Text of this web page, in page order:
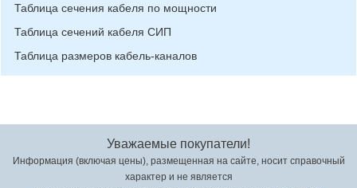
Таблица сечения кабеля по мощности
Таблица сечений кабеля СИП
Таблица размеров кабель-каналов
Уважаемые покупатели!
Информация (включая цены), размещенная на сайте, носит справочный
характер и не является